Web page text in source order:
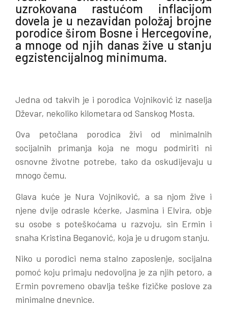
uzrokovana rastućom inflacijom
dovela je u nezavidan položaj brojne
porodice širom Bosne i Hercegovine,
a mnoge od njih danas žive u stanju
egzistencijalnog minimuma.
Jedna od takvih je i porodica Vojniković iz naselja
Dževar, nekoliko kilometara od Sanskog Mosta.
Ova petočlana porodica živi od minimalnih
socijalnih primanja koja ne mogu podmiriti ni
osnovne životne potrebe, tako da oskudijevaju u
mnogo čemu.
Glava kuće je Nura Vojniković, a sa njom žive i
njene dvije odrasle kćerke, Jasmina i Elvira, obje
su osobe s poteškoćama u razvoju, sin Ermin i
snaha Kristina Beganović, koja je u drugom stanju.
Niko u porodici nema stalno zaposlenje, socijalna
pomoć koju primaju nedovoljna je za njih petoro, a
Ermin povremeno obavlja teške fizičke poslove za
minimalne dnevnice.